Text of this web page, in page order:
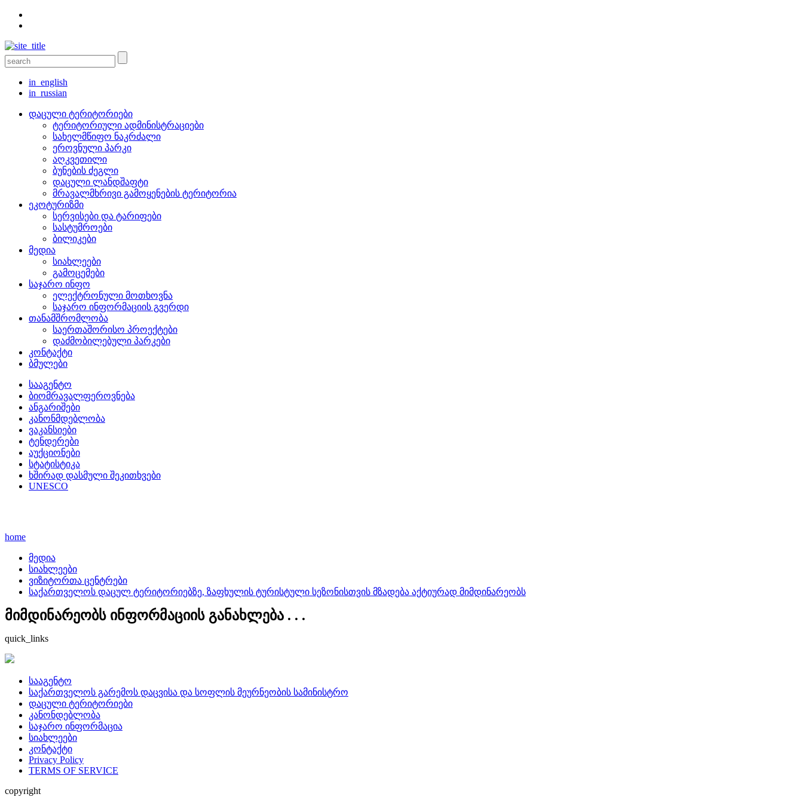
in_english
in_russian
დაცული ტერიტორიები
ტერიტორიული ადმინისტრაციები
სახელმწიფო ნაკრძალი
ეროვნული პარკი
აღკვეთილი
ბუნების ძეგლი
დაცული ლანდშაფტი
მრავალმხრივი გამოყენების ტერიტორია
ეკოტურიზმი
სერვისები და ტარიფები
სასტუმროები
ბილიკები
მედია
სიახლეები
გამოცემები
საჯარო ინფო
ელექტრონული მოთხოვნა
საჯარო ინფორმაციის გვერდი
თანამშრომლობა
საერთაშორისო პროექტები
დაძმობილებული პარკები
კონტაქტი
ბმულები
სააგენტო
ბიომრავალფეროვნება
ანგარიშები
კანონმდებლობა
ვაკანსიები
ტენდერები
აუქციონები
სტატისტიკა
ხშირად დასმული შეკითხვები
UNESCO
home
მედია
სიახლეები
ვიზიტორთა ცენტრები
საქართველოს დაცულ ტერიტორიებზე, ზაფხულის ტურისტული სეზონისთვის მზადება აქტიურად მიმდინარეობს
მიმდინარეობს ინფორმაციის განახლება . . .
quick_links
სააგენტო
საქართველოს გარემოს დაცვისა და სოფლის მეურნეობის სამინისტრო
დაცული ტერიტორიები
კანონდებლობა
საჯარო ინფორმაცია
სიახლეები
კონტაქტი
Privacy Policy
TERMS OF SERVICE
copyright